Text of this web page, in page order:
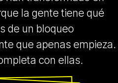
la gente tiene qué
de un bloqueo
que apenas empieza.
con ellas.